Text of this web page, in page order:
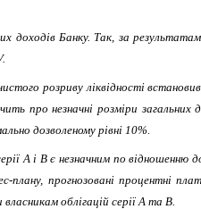
доходів Банку. Так, за
розриву ліквідності
про незначні розміри
дозволеному рівні 10%.
А і В є незначним по
плану, прогнозовані процентні
облігацій серії А та В.